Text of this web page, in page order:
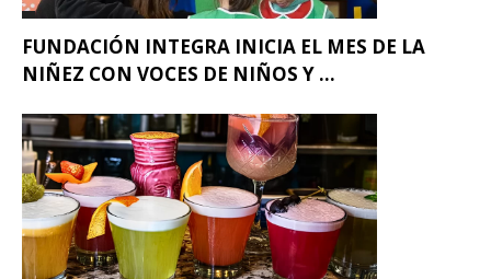
FUNDACIÓN INTEGRA INICIA EL MES DE LA
NIÑEZ CON VOCES DE NIÑOS Y ...